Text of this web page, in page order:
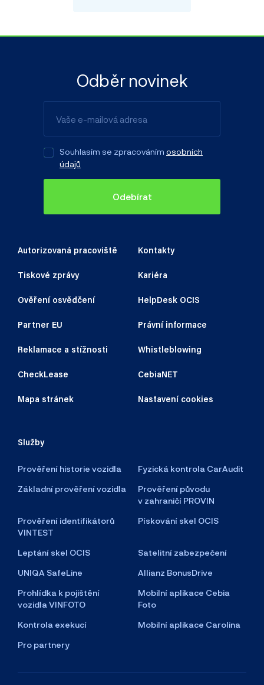
Autorizovaná pracoviště Kontakty
Tiskové zprávy Kariéra
Ověření osvědčení HelpDesk OCIS
Partner EU Právní informace
Reklamace a stížnosti Whistleblowing
CheckLease CebiaNET
Mapa stránek Nastavení cookies
Služby
Prověření historie vozidla
Fyzická kontrola CarAudit
Základní prověření vozidla
Prověření původu
v zahraničí PROVIN
Prověření identifikátorů
VINTEST
Pískování skel OCIS
Leptání skel OCIS
Satelitní zabezpečení
UNIQA SafeLine
Allianz BonusDrive
Prohlídka k pojištění
vozidla VINFOTO
Mobilní aplikace Cebia
Foto
Kontrola exekucí
Mobilní aplikace Carolina
Pro partnery
Odběr novinek
Souhlasím se zpracováním osobních
údajů
Odebírat